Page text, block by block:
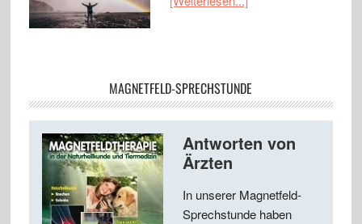
MAGNETFELD-SPRECHSTUNDE
Antworten von
Ärzten
In unserer Magnetfeld-
Sprechstunde haben